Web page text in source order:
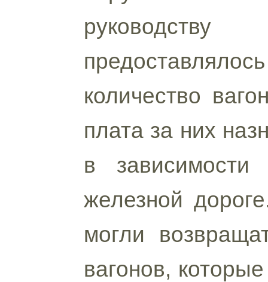
количество
плата за них
в
железной
могли
вагонов,